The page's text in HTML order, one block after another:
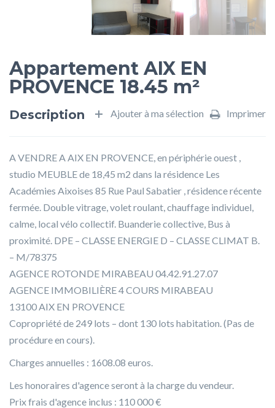
Appartement AIX EN
PROVENCE 18.45 m²
Description Imprimer
Ajouter à ma sélection
A VENDRE A AIX EN PROVENCE, en périphérie ouest ,
studio MEUBLE de 18,45 m2 dans la résidence Les
Académies Aixoises 85 Rue Paul Sabatier , résidence récente
fermée. Double vitrage, volet roulant, chauffage individuel,
calme, local vélo collectif. Buanderie collective, Bus à
proximité. DPE – CLASSE ENERGIE D – CLASSE CLIMAT B.
– M/78375
AGENCE ROTONDE MIRABEAU 04.42.91.27.07
AGENCE IMMOBILIÈRE 4 COURS MIRABEAU
13100 AIX EN PROVENCE
Copropriété de 249 lots – dont 130 lots habitation. (Pas de
procédure en cours).
Charges annuelles : 1608.08 euros.
Les honoraires d'agence seront à la charge du vendeur.
Prix frais d'agence inclus : 110 000 €